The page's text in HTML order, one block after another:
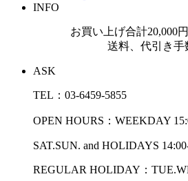
INFO
お買い上げ合計20,000
送料、代引き手
ASK
TEL：03-6459-5855
OPEN HOURS：WEEKDAY
SAT.SUN. and HOLIDAYS
REGULAR HOLIDAY：